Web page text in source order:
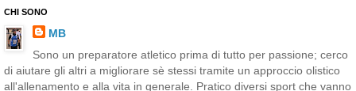
CHI SONO
MB
Sono un preparatore atletico prima di tutto per passione; cerco
di aiutare gli altri a migliorare sè stessi tramite un approccio olistico
all'allenamento e alla vita in generale. Pratico diversi sport che vanno